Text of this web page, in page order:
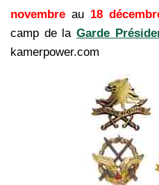
novembre au 18
camp de laGarde
kamerpower.com